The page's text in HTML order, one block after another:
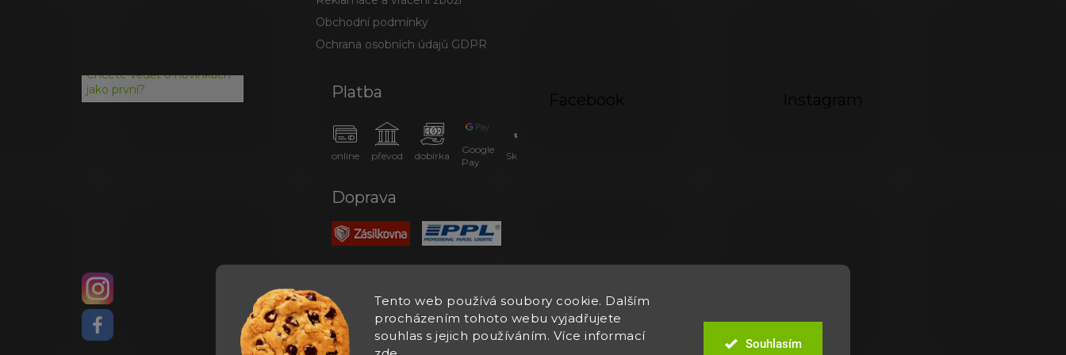
Tento web používá soubory cookie. Dalším
procházením tohoto webu vyjadřujete
souhlas s jejich používáním. Více informací
Souhlasím
Obchodní podmínky
Ochrana osobních údajů GDPR
Chcete vědět o novinkách
jako první?
Platba
online převod dobírka
Google
Pay
SkipPay
Doprava